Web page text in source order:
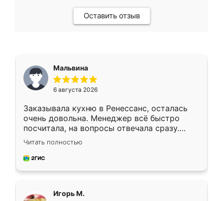
Оставить отзыв
Мальвина
6 августа 2026
Заказывала кухню в Ренессанс, осталась
очень довольна. Менеджер всё быстро
посчитала, на вопросы отвечала сразу.
Замерщик приехал в субботу, подошёл к
делу со всей ответственностью. Собрали
за день, ребята работали аккуратно, даже
Читать полностью
Игорь М.